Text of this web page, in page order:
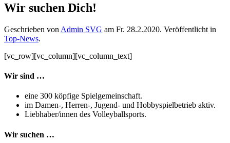
Wir suchen Dich!
Geschrieben von Admin SVG am Fr. 28.2.2020. Veröffentlicht in
Top-News.
[vc_row][vc_column][vc_column_text]
Wir sind …
eine 300 köpfige Spielgemeinschaft.
im Damen-, Herren-, Jugend- und Hobbyspielbetrieb aktiv.
Liebhaber/innen des Volleyballsports.
Wir suchen …